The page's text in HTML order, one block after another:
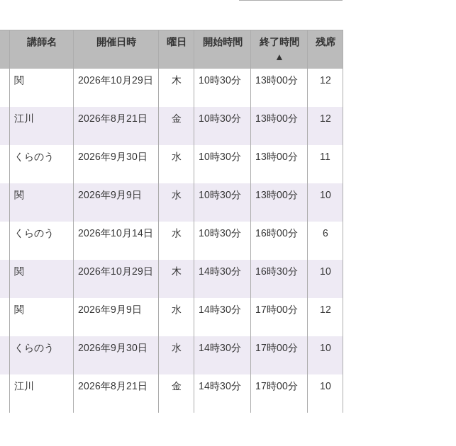
講師名 開催日時 曜日 開始時間
終了時間
▲
残席
関 2026年10月29日 木 10時30分 13時00分 12
江川 2026年8月21日 金 10時30分 13時00分 12
くらのう 2026年9月30日 水 10時30分 13時00分 11
関 2026年9月9日 水 10時30分 13時00分 10
くらのう 2026年10月14日 水 10時30分 16時00分 6
関 2026年10月29日 木 14時30分 16時30分 10
関 2026年9月9日 水 14時30分 17時00分 12
くらのう 2026年9月30日 水 14時30分 17時00分 10
江川 2026年8月21日 金 14時30分 17時00分 10